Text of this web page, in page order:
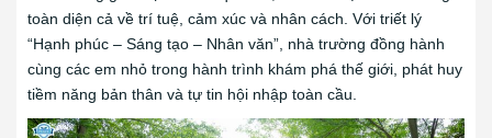
toàn diện cả về trí tuệ, cảm xúc và nhân cách. Với triết lý
“Hạnh phúc – Sáng tạo – Nhân văn”, nhà trường đồng hành
cùng các em nhỏ trong hành trình khám phá thế giới, phát huy
tiềm năng bản thân và tự tin hội nhập toàn cầu.